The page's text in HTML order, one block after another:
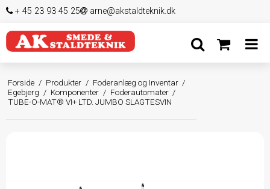
+ 45 23 93 45 25 arne@akstaldteknik.dk
Forside / Produkter / Foderanlæg og Inventar /
Egebjerg / Komponenter / Foderautomater /
TUBE-O-MAT® VI+ LTD. JUMBO SLAGTESVIN